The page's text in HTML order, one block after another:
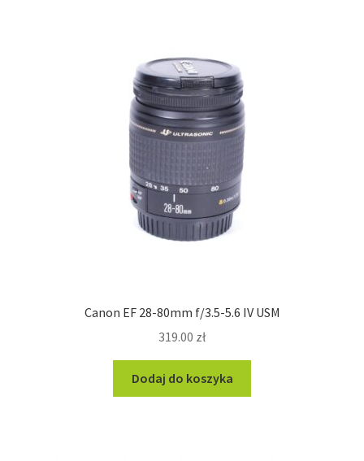
Canon EF 28-80mm f/3.5-5.6 IV USM
319.00 zł
Dodaj do koszyka